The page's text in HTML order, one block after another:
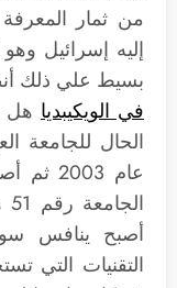
من ثمار المعرفة
إليه إسرائيل
بسيط علي ذلك
في الويكيبديا هل
أصبح ينافس
التقنيات التي